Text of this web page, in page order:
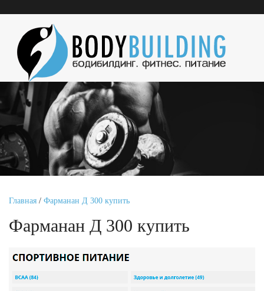
Главная / Фарманан Д 300 купить
Фарманан Д 300 купить